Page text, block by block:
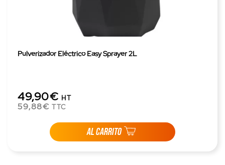
Pulverizador Eléctrico Easy Sprayer 2L
49,90€ HT
59,88€ TTC
AL CARRITO